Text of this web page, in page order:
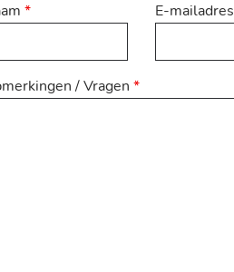
* E-mailadres
/ Vragen *